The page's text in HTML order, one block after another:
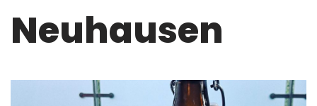
Neuhausen